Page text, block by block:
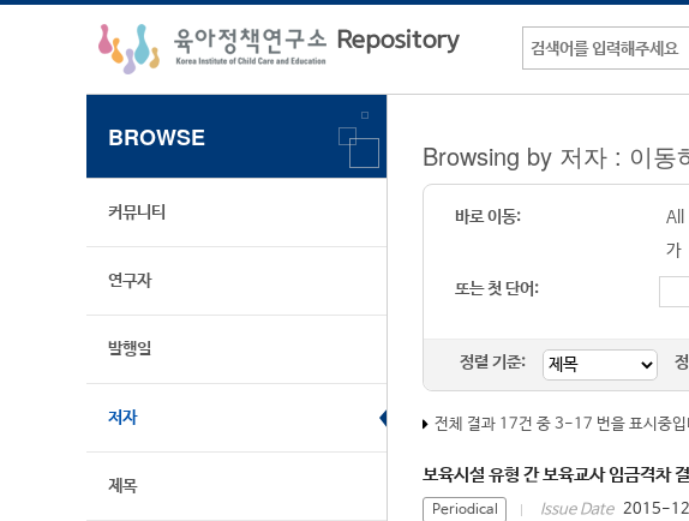
BROWSE
커뮤니티
연구자
발행일
저자
제목
Browsing by 저자 : 이동
바로 이동: All
가
또는 첫 단어:
정렬 기준:
전체 결과 17건 중 3-17 번을 표시중입
보육시설 유형 간 보육교사 임금격차
Periodical Issue Date 2015-